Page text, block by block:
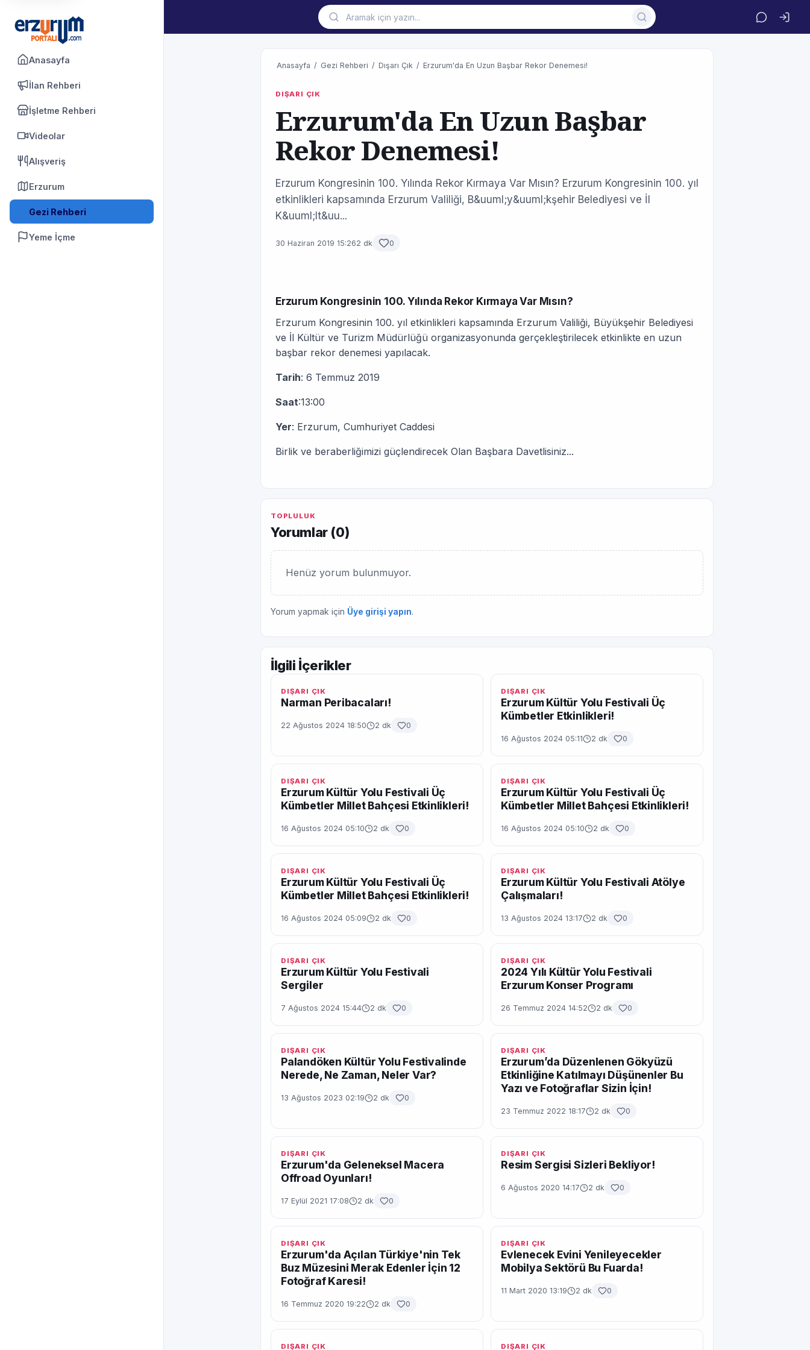
Anasayfa
İlan Rehberi
İşletme Rehberi
Videolar
Alışveriş
Erzurum
Gezi Rehberi
Yeme İçme
Anasayfa / Gezi Rehberi / Dışarı Çık / Erzurum'da En Uzun Başbar Rekor Denemesi!
DIŞARI ÇIK
Erzurum'da En Uzun Başbar
Rekor Denemesi!
Erzurum Kongresinin 100. Yılında Rekor Kırmaya Var Mısın? Erzurum Kongresinin 100. yıl
etkinlikleri kapsamında Erzurum Valiliği, B&uuml;y&uuml;kşehir Belediyesi ve İl
K&uuml;lt&uu...
30 Haziran 2019 15:262 dk 0
Erzurum Kongresinin 100. Yılında Rekor Kırmaya Var Mısın?
Erzurum Kongresinin 100. yıl etkinlikleri kapsamında Erzurum Valiliği, Büyükşehir Belediyesi
ve İl Kültür ve Turizm Müdürlüğü organizasyonunda gerçekleştirilecek etkinlikte en uzun
başbar rekor denemesi yapılacak.
Tarih: 6 Temmuz 2019
Saat:13:00
Yer: Erzurum, Cumhuriyet Caddesi
Birlik ve beraberliğimizi güçlendirecek Olan Başbara Davetlisiniz...
TOPLULUK
Yorumlar (0)
Henüz yorum bulunmuyor.
Yorum yapmak için Üye girişi yapın.
İlgili İçerikler
DIŞARI ÇIK
Narman Peribacaları!
22 Ağustos 2024 18:50 2 dk 0
DIŞARI ÇIK
Erzurum Kültür Yolu Festivali Üç
Kümbetler Etkinlikleri!
16 Ağustos 2024 05:11 2 dk 0
DIŞARI ÇIK
Erzurum Kültür Yolu Festivali Üç
Kümbetler Millet Bahçesi Etkinlikleri!
16 Ağustos 2024 05:10 2 dk 0
DIŞARI ÇIK
Erzurum Kültür Yolu Festivali Üç
Kümbetler Millet Bahçesi Etkinlikleri!
16 Ağustos 2024 05:10 2 dk 0
DIŞARI ÇIK
Erzurum Kültür Yolu Festivali Üç
Kümbetler Millet Bahçesi Etkinlikleri!
16 Ağustos 2024 05:09 2 dk 0
DIŞARI ÇIK
Erzurum Kültür Yolu Festivali Atölye
Çalışmaları!
13 Ağustos 2024 13:17 2 dk 0
DIŞARI ÇIK
Erzurum Kültür Yolu Festivali
Sergiler
7 Ağustos 2024 15:44 2 dk 0
DIŞARI ÇIK
2024 Yılı Kültür Yolu Festivali
Erzurum Konser Programı
26 Temmuz 2024 14:52 2 dk 0
DIŞARI ÇIK
Palandöken Kültür Yolu Festivalinde
Nerede, Ne Zaman, Neler Var?
13 Ağustos 2023 02:19 2 dk 0
DIŞARI ÇIK
Erzurum’da Düzenlenen Gökyüzü
Etkinliğine Katılmayı Düşünenler Bu
Yazı ve Fotoğraflar Sizin İçin!
23 Temmuz 2022 18:17 2 dk 0
DIŞARI ÇIK
Erzurum'da Geleneksel Macera
Offroad Oyunları!
17 Eylül 2021 17:08 2 dk 0
DIŞARI ÇIK
Resim Sergisi Sizleri Bekliyor!
6 Ağustos 2020 14:17 2 dk 0
DIŞARI ÇIK
Erzurum'da Açılan Türkiye'nin Tek
Buz Müzesini Merak Edenler İçin 12
Fotoğraf Karesi!
16 Temmuz 2020 19:22 2 dk 0
DIŞARI ÇIK
Evlenecek Evini Yenileyecekler
Mobilya Sektörü Bu Fuarda!
11 Mart 2020 13:19 2 dk 0
DIŞARI ÇIK DIŞARI ÇIK